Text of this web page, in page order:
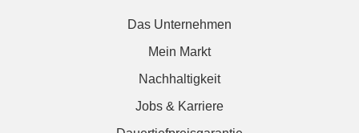
Das Unternehmen
Mein Markt
Nachhaltigkeit
Jobs & Karriere